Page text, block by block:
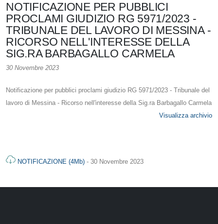
NOTIFICAZIONE PER PUBBLICI
PROCLAMI GIUDIZIO RG 5971/2023 -
TRIBUNALE DEL LAVORO DI MESSINA -
RICORSO NELL'INTERESSE DELLA
SIG.RA BARBAGALLO CARMELA
30 Novembre 2023
Notificazione per pubblici proclami giudizio RG 5971/2023 - Tribunale del
lavoro di Messina - Ricorso nell'interesse della Sig.ra Barbagallo Carmela
Visualizza archivio
NOTIFICAZIONE (4Mb) - 30 Novembre 2023